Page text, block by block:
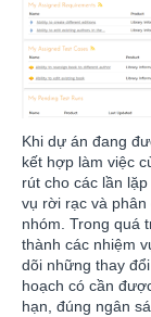
Khi dự án đang
kết hợp làm việc
rút cho các lần
vụ rời rạc và
nhóm. Trong quá
thành các nhiệm
dõi những thay
hoạch có cần
hạn, đúng ngân